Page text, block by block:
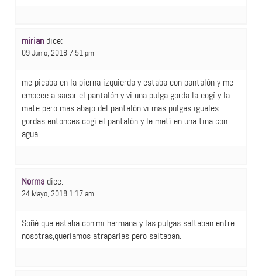
mirian dice:
09 Junio, 2018 7:51 pm
me picaba en la pierna izquierda y estaba con pantalón y me
empece a sacar el pantalón y vi una pulga gorda la cogí y la
mate pero mas abajo del pantalón vi mas pulgas iguales
gordas entonces cogí el pantalón y le metí en una tina con
agua
Norma dice:
24 Mayo, 2018 1:17 am
Soñé que estaba con.mi hermana y las pulgas saltaban entre
nosotras,queríamos atraparlas pero saltaban.